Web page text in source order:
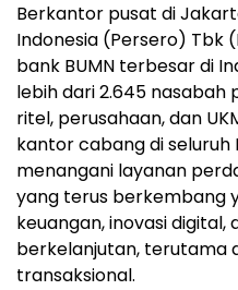
Berkantor pusat di
Indonesia (Persero) Tbk
bank BUMN terbesar di
lebih dari 2.645
ritel, perusahaan, dan
kantor cabang di seluruh
menangani layanan
yang terus berkembang
keuangan, inovasi
berkelanjutan, terutama
transaksional.